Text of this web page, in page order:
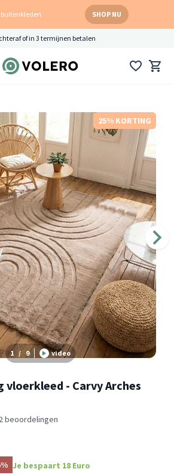
buitenkleden SHOP NU
of in 3 termijnen betalen
25% KORTING
1 / 9 video
- Carvy Arches
2 beoordelingen
Je bespaart 18 Euro